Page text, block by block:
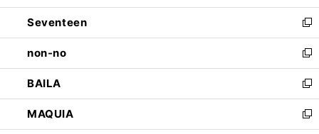
開
く
ウ
で
開
く
ン
ド
ウ
で
開
く
Seventeen
新
し
い
ウ
ィ
ン
ド
ウ
non-no
新
し
い
ウ
ィ
ン
BAILA
新
し
い
ウ
MAQUIA
新